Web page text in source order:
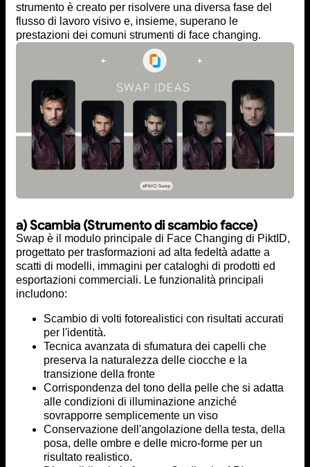
strumento è creato per risolvere una diversa fase del
flusso di lavoro visivo e, insieme, superano le
prestazioni dei comuni strumenti di face changing.
a) Scambia (Strumento di scambio facce)
Swap è il modulo principale di Face Changing di PiktID,
progettato per trasformazioni ad alta fedeltà adatte a
scatti di modelli, immagini per cataloghi di prodotti ed
esportazioni commerciali. Le funzionalità principali
includono:
Scambio di volti fotorealistici con risultati accurati
per l'identità.
Tecnica avanzata di sfumatura dei capelli che
preserva la naturalezza delle ciocche e la
transizione della fronte
Corrispondenza del tono della pelle che si adatta
alle condizioni di illuminazione anziché
sovrapporre semplicemente un viso
Conservazione dell'angolazione della testa, della
posa, delle ombre e delle micro-forme per un
risultato realistico.